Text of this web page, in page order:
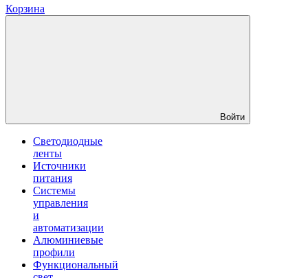
Корзина
Войти
Светодиодные
ленты
Источники
питания
Системы
управления
и
автоматизации
Алюминиевые
профили
Функциональный